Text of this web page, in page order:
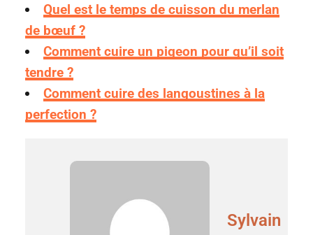
Quel est le temps de cuisson du merlan
de bœuf ?
Comment cuire un pigeon pour qu’il soit
tendre ?
Comment cuire des langoustines à la
perfection ?
Sylvain